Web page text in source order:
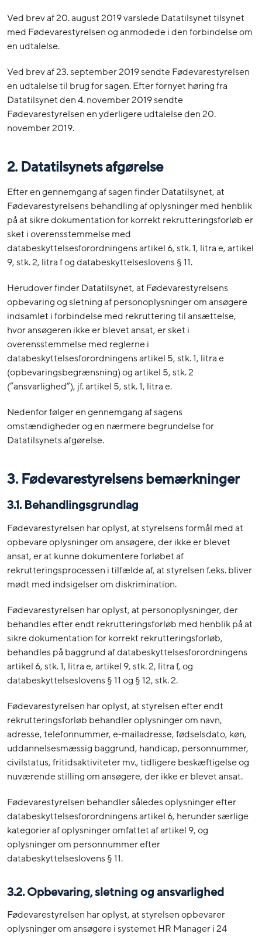
Ved brev af 20. august 2019 varslede Datatilsynet tilsynet
med Fødevarestyrelsen og anmodede i den forbindelse om
en udtalelse.
Ved brev af 23. september 2019 sendte Fødevarestyrelsen
en udtalelse til brug for sagen. Efter fornyet høring fra
Datatilsynet den 4. november 2019 sendte
Fødevarestyrelsen en yderligere udtalelse den 20.
november 2019.
2. Datatilsynets afgørelse
Efter en gennemgang af sagen finder Datatilsynet, at
Fødevarestyrelsens behandling af oplysninger med henblik
på at sikre dokumentation for korrekt rekrutteringsforløb er
sket i overensstemmelse med
databeskyttelsesforordningens artikel 6, stk. 1, litra e, artikel
9, stk. 2, litra f og databeskyttelseslovens § 11.
Herudover finder Datatilsynet, at Fødevarestyrelsens
opbevaring og sletning af personoplysninger om ansøgere
indsamlet i forbindelse med rekruttering til ansættelse,
hvor ansøgeren ikke er blevet ansat, er sket i
overensstemmelse med reglerne i
databeskyttelsesforordningens artikel 5, stk. 1, litra e
(opbevaringsbegrænsning) og artikel 5, stk. 2
(”ansvarlighed”), jf. artikel 5, stk. 1, litra e.
Nedenfor følger en gennemgang af sagens
omstændigheder og en nærmere begrundelse for
Datatilsynets afgørelse.
3. Fødevarestyrelsens bemærkninger
3.1. Behandlingsgrundlag
Fødevarestyrelsen har oplyst, at styrelsens formål med at
opbevare oplysninger om ansøgere, der ikke er blevet
ansat, er at kunne dokumentere forløbet af
rekrutteringsprocessen i tilfælde af, at styrelsen f.eks. bliver
mødt med indsigelser om diskrimination.
Fødevarestyrelsen har oplyst, at personoplysninger, der
behandles efter endt rekrutteringsforløb med henblik på at
sikre dokumentation for korrekt rekrutteringsforløb,
behandles på baggrund af databeskyttelsesforordningens
artikel 6, stk. 1, litra e, artikel 9, stk. 2, litra f, og
databeskyttelseslovens § 11 og § 12, stk. 2.
Fødevarestyrelsen har oplyst, at styrelsen efter endt
rekrutteringsforløb behandler oplysninger om navn,
adresse, telefonnummer, e-mailadresse, fødselsdato, køn,
uddannelsesmæssig baggrund, handicap, personnummer,
civilstatus, fritidsaktiviteter mv., tidligere beskæftigelse og
nuværende stilling om ansøgere, der ikke er blevet ansat.
Fødevarestyrelsen behandler således oplysninger efter
databeskyttelsesforordningens artikel 6, herunder særlige
kategorier af oplysninger omfattet af artikel 9, og
oplysninger om personnummer efter
databeskyttelseslovens § 11.
3.2. Opbevaring, sletning og ansvarlighed
Fødevarestyrelsen har oplyst, at styrelsen opbevarer
oplysninger om ansøgere i systemet HR Manager i 24